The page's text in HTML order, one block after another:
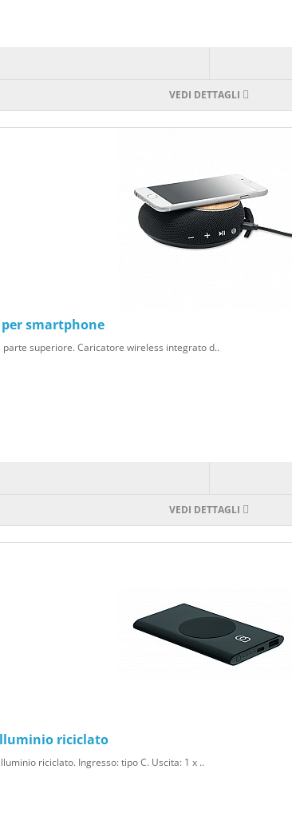
VEDI DETTAGLI
smartphone
parte superiore. Caricatore wireless integrato d..
VEDI DETTAGLI
riciclato
riciclato. Ingresso: tipo C. Uscita: 1 x ..